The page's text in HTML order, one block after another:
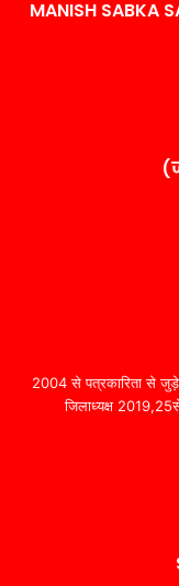
MANISH SABKA
2004 से पत्रकारिता से
जिलाध्यक्ष